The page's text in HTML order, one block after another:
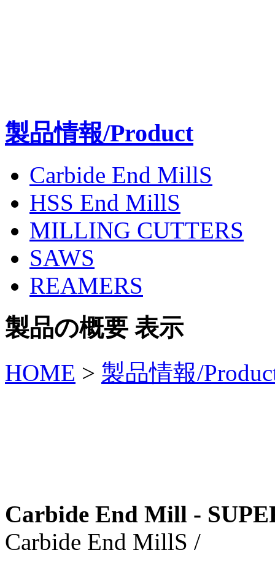
製品情報/Product
Carbide End MillS
HSS End MillS
MILLING CUTTERS
SAWS
REAMERS
製品の概要 表示
HOME > 製品情報/
Carbide End Mill -
Carbide End MillS /